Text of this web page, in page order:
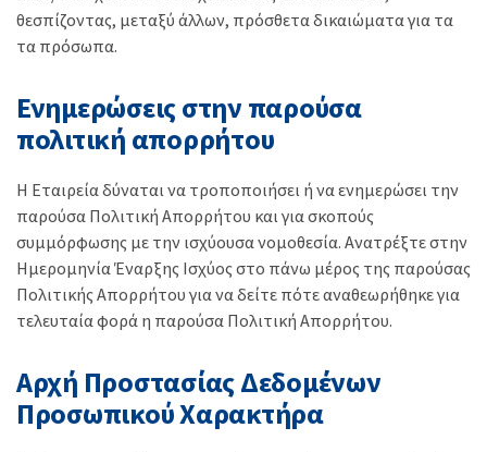
θεσπίζοντας, μεταξύ άλλων, πρόσθετα δικαιώματα για τα
τα πρόσωπα.
Ενημερώσεις στην παρούσα
πολιτική απορρήτου
Η Εταιρεία δύναται να τροποποιήσει ή να ενημερώσει την
παρούσα Πολιτική Απορρήτου και για σκοπούς
συμμόρφωσης με την ισχύουσα νομοθεσία. Ανατρέξτε στην
Ημερομηνία Έναρξης Ισχύος στο πάνω μέρος της παρούσας
Πολιτικής Απορρήτου για να δείτε πότε αναθεωρήθηκε για
τελευταία φορά η παρούσα Πολιτική Απορρήτου.
Αρχή Προστασίας Δεδομένων
Προσωπικού Χαρακτήρα